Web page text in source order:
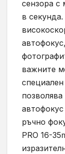
сензора с
в
важните
ръчно
PRO 16-